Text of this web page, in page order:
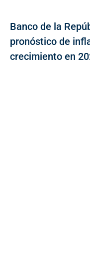
Banco de la
pronóstico de
crecimiento en